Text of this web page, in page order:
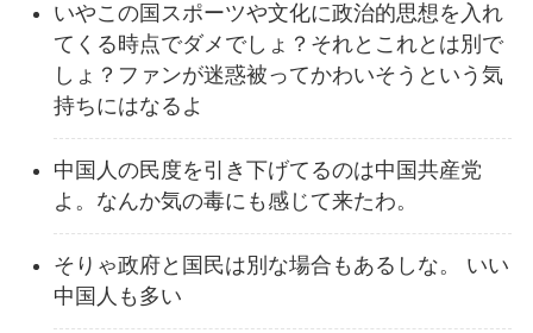
いやこの国スポーツや文化に政治的思想を入れ
てくる時点でダメでしょ？それとこれとは別で
しょ？ファンが迷惑被ってかわいそうという気
持ちにはなるよ
中国人の民度を引き下げてるのは中国共産党
よ。なんか気の毒にも感じて来たわ。
そりゃ政府と国民は別な場合もあるしな。 いい
中国人も多い